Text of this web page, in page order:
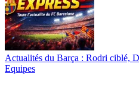
Actualités du Barça : Rodri ciblé,
Equipes